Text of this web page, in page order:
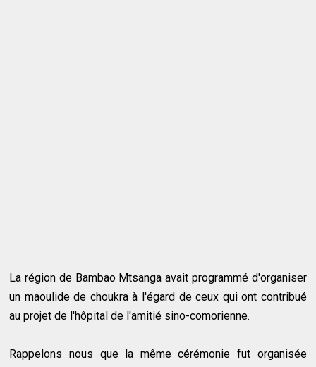
La région de Bambao Mtsanga avait programmé d'organiser
un maoulide de choukra à l'égard de ceux qui ont contribué
au projet de l'hôpital de l'amitié sino-comorienne.
Rappelons nous que la même cérémonie fut organisée